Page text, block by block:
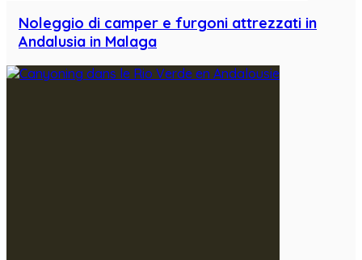
Noleggio di camper e furgoni attrezzati in
Andalusia in Malaga